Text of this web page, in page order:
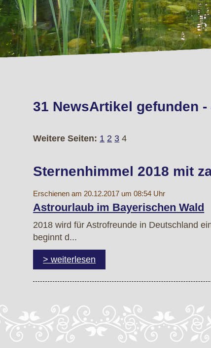
31 NewsArtikel gefunden
Weitere Seiten: 1 2 3 4
Sternenhimmel 2018 mit
Erschienen am 20.12.2017 um 08:54 Uhr
Astrourlaub im Bayerischen Wald
2018 wird für Astrofreunde in Deutschland
beginnt d...
> weiterlesen